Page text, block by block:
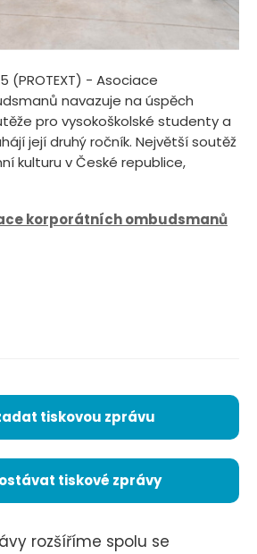
(PROTEXT) - Asociace
navazuje na úspěch
pro vysokoškolské studenty a
její druhý ročník. Největší soutěž
kulturu v České republice,
korporátních ombudsmanů
tiskovou zprávu
tiskové zprávy
rozšíříme spolu se